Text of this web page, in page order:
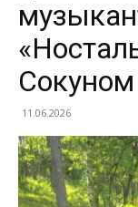
Сокуном
11.06.2026